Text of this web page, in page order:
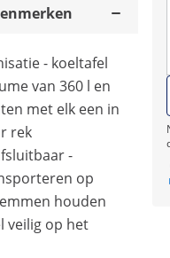
- koeltafel
van 360 l en
met elk een in
rek
-
op
houden
veilig op het